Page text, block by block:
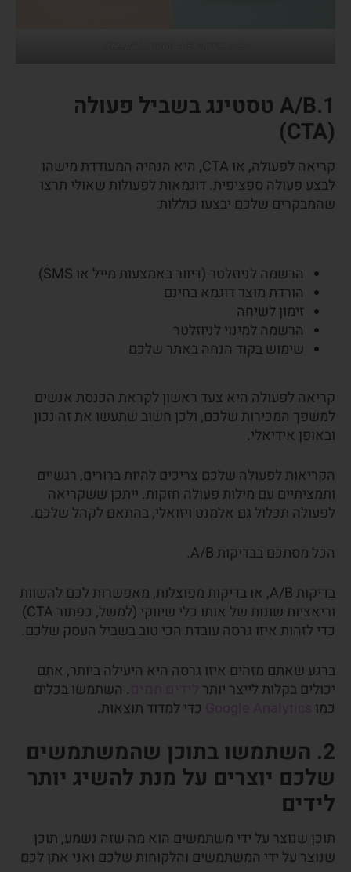
1.A/B טסטינג בשביל פעולה
(CTA)
קריאה לפעולה, או CTA, היא הנחיה המעודדת מישהו
לבצע פעולה ספציפית. דוגמאות לפעולות שאולי תרצו
שהמבקרים שלכם יבצעו כוללות:
הרשמה לניוזלטר (דיוור באמצעות מייל או SMS)
הורדת מוצר דוגמא בחינם
זימון לשיחה
הרשמה למינוי לניוזלטר
שימוש בקוד הנחה באתר שלכם
קריאה לפעולה היא צעד ראשון לקראת הכנסת אנשים
למשפך המכירות שלכם, ולכן חשוב שתעשו את זה נכון
ובאופן אידיאלי.
הקריאות לפעולה שלכם צריכים להיות ברורים, רגשיים
ותמציתיים עם מילות פעולה חזקות. ייתכן ששקריאה
לפעולה תכלול גם אלמנט ויזואלי, בהתאם לקהל שלכם.
הכל מסתכם בבדיקות A/B.
בדיקות A/B, או בדיקות מפוצלות, מאפשרות לכם להשוות
וריאציות שונות של אותו כלי שיווקי (למשל, כפתור CTA)
כדי לזהות איזו גרסה עובדת הכי טוב בשביל העסק שלכם.
ברגע שאתם מזהים איזו גרסה היא היעילה ביותר, אתם
יכולים בקלות לייצר יותר
. השתמשו בכלים
כמו
כדי למדוד תוצאות.
2. השתמשו בתוכן שהמשתמשים
שלכם יוצרים על מנת להשיג יותר
לידים
תוכן שנוצר על ידי משתמשים הוא מה שזה נשמע, תוכן
שנוצר על ידי המשתמשים והלקוחות שלכם ואני אתן לכם